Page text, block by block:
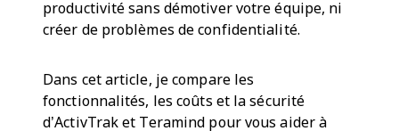
productivité sans démotiver votre équipe, ni
créer de problèmes de confidentialité.
Dans cet article, je compare les
fonctionnalités, les coûts et la sécurité
d’ActivTrak et Teramind pour vous aider à